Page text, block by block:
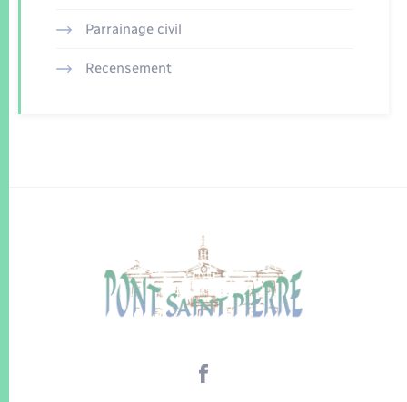
Parrainage civil
Recensement